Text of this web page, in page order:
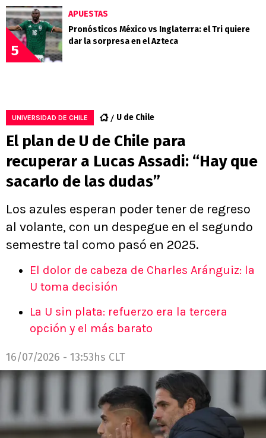
5
APUESTAS
Pronósticos México vs Inglaterra: el Tri quiere
dar la sorpresa en el Azteca
UNIVERSIDAD DE CHILE U de Chile
El plan de U de Chile para
recuperar a Lucas Assadi: “Hay que
sacarlo de las dudas”
Los azules esperan poder tener de regreso
al volante, con un despegue en el segundo
semestre tal como pasó en 2025.
El dolor de cabeza de Charles Aránguiz: la
U toma decisión
La U sin plata: refuerzo era la tercera
opción y el más barato
16/07/2026 - 13:53hs CLT